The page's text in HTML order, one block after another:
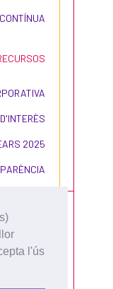
l'ús
2025
D'ÚS I